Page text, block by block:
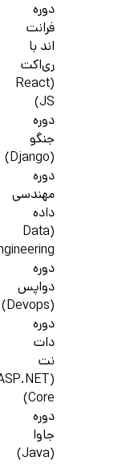
دوره
فرانت
اند با
ری‌اکت
(React
JS)
دوره
جنگو
(Django)
دوره
مهندسی
داده
(Data
دوره
دواپس
(Devops)
دوره
دات
نت
Core)
دوره
جاوا
(Java)